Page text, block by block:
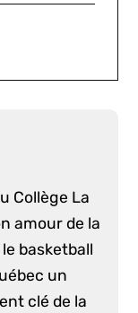
Collège La
amour de la
basketball
un
clé de la